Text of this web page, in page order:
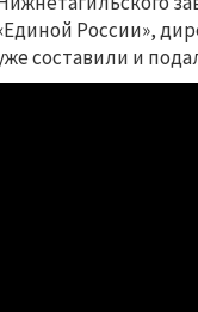
России»,
составили и